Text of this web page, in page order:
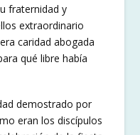
fraternidad y
extraordinario
caridad abogada
qué libre había
demostrado por
eran los discípulos